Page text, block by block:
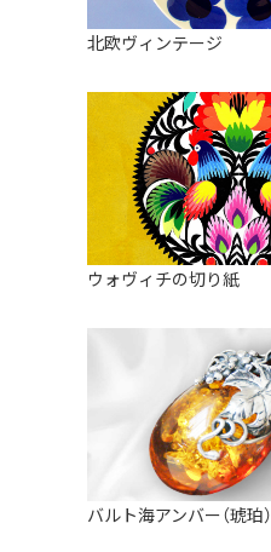
ミキシングボウル
すべて見る
アロマポット
バスケット
装飾用タイル・プレート
ミニチュア
天使さま
カードスタンド
マグネット
すべて見る
北欧ヴィンテージ
ウォヴィチの切り紙
バルト海アンバー（琥珀）